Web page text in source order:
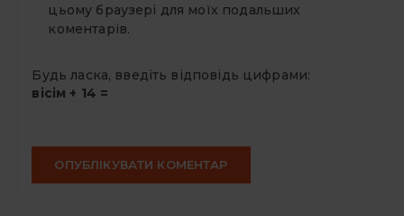
цьому браузері для моїх подальших
коментарів.
Будь ласка, введіть відповідь цифрами:
вісім + 14 =